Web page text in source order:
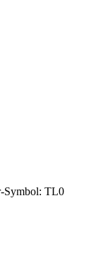
Symbol: TL0